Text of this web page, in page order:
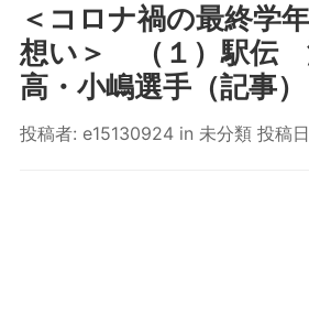
＜コロナ禍の最終学
想い＞ （１）駅伝
高・小嶋選手（記事）
投稿者: e15130924 in 未分類投稿